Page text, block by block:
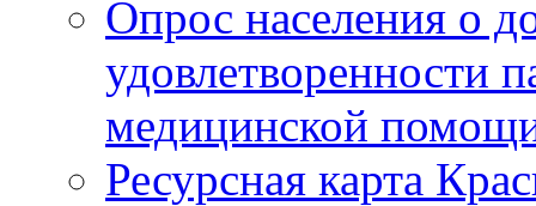
Опрос населения о
удовлетворенности
медицинской
Ресурсная карта